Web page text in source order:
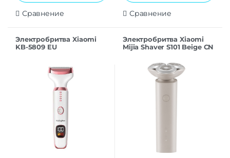
Сравнение Сравнение
Электробритва Xiaomi
KB-5809 EU
Электробритва Xiaomi
Mijia Shaver S101 Beige CN